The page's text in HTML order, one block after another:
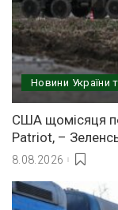
Новини України
США щомісяця
Patriot, –
8.08.2026